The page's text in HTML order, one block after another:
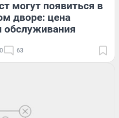
могут появиться в
дворе: цена
обслуживания
63